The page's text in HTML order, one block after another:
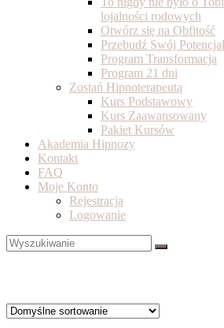
lojalności rodowych
Otwórz się na Obfitość
Przebudź Swój Potencjał
Program Transformacja
Program 21 dni
Zostań Hipnoterapeutą
Kurs Podstawowy
Kurs Zaawansowany
Pakiet Kursów
Akademia Hipnozy
Kontakt
FAQ
Moje Konto
Rejestracja
Logowanie